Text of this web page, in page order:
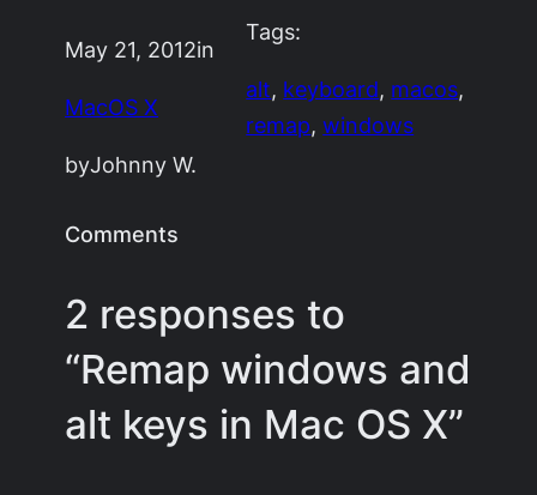
May 21, 2012in
MacOS X
byJohnny W.
Tags:
alt, keyboard, macos
remap, windows
Comments
2 responses to
“Remap windows and
alt keys in Mac OS X”